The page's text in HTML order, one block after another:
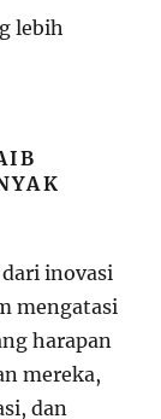
lebih
inovasi
mengatasi
harapan
mereka,
dan